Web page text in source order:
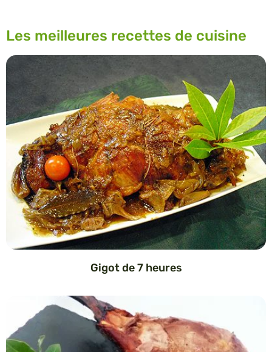
Les meilleures recettes de cuisine
Gigot de 7 heures